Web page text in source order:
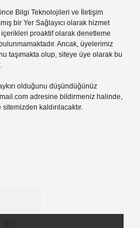
Bilgi Teknolojileri ve İletişim
bir Yer Sağlayıcı olarak hizmet
proaktif olarak denetleme
Ancak, üyelerimiz
taşımakta olup, siteye üye olarak bu
olduğunu düşündüğünüz
adresine bildirmeniz halinde,
kaldırılacaktır.